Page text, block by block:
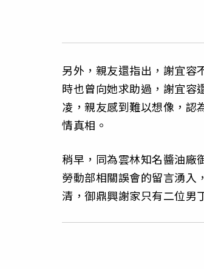
另外，親友還指出，謝宜容
時也曾向她求助過，謝宜容
凌，親友感到難以想像，認
情真相。
稍早，同為雲林知名醬油廠
勞動部相關誤會的留言湧入
清，御鼎興謝家只有二位男